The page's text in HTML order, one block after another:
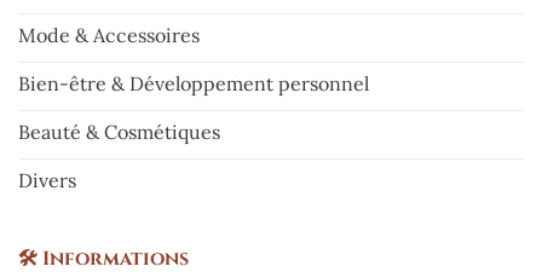
Mode & Accessoires
Bien-être & Développement personnel
Beauté & Cosmétiques
Divers
🛠️ Informations